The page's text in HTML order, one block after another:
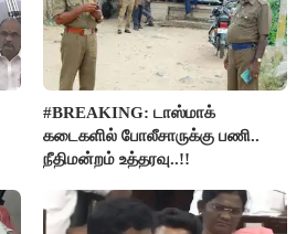
#BREAKING: டாஸ்மாக்
கடைகளில் போலீசாருக்கு பணி..
நீதிமன்றம் உத்தரவு..!!